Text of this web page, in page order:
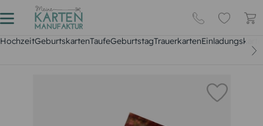
HochzeitGeburtskartenTaufeGeburtstagTrauerkarten